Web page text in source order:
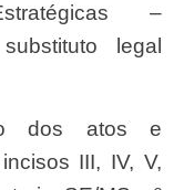
–
legal
III, IV, V,